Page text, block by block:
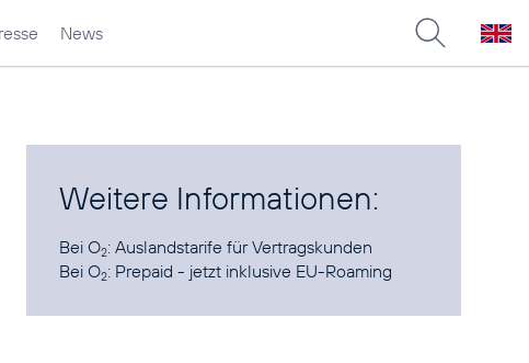
News
Weitere Informationen:
Bei O2:Auslandstarife für Vertragskunden
Bei O2: Prepaid - jetzt inklusive EU-Roaming